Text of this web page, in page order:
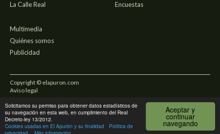
Aceptar y
continuar
navegando
Solicitamos su permiso para obtener datos estadísticos de
su navegación en esta web, en cumplimiento del Real
Decreto-ley 13/2012.
Cookies usadas en El Apurón y su finalidad
Política de
La Calle Real
Encuestas
Multimedia
Quiénes somos
Publicidad
Copyright © elapuron.com
Aviso legal
Política de privacidad
Uso de cookies